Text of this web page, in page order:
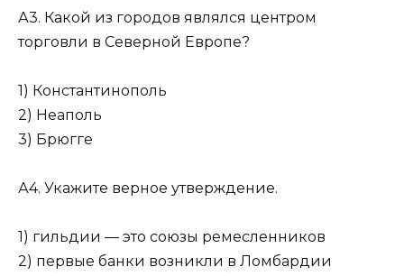
А3. Какой из городов являлся центром
торговли в Северной Ев­ропе?
1) Константинополь
2) Неаполь
3) Брюгге
А4. Укажите верное утверждение.
1) гильдии — это союзы ремесленников
2) первые банки возникли в Ломбардии